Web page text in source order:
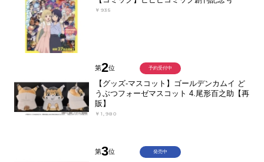
￥935
第2位
【グッズ-マスコット】ゴールデンカムイ ど
うぶつフォーゼマスコット 4.尾形百之助【再
販】
￥1,980
予約受付中
第3位 発売中